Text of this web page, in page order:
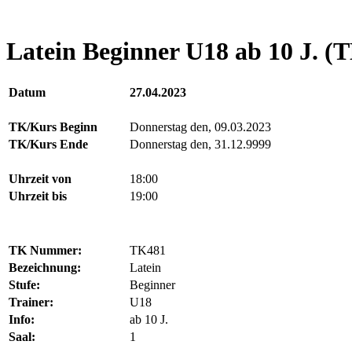
Latein Beginner U18 ab 10 J.
Datum 27.04.2023
TK/Kurs Beginn
Donnerstag den, 09.03.2023
TK/Kurs Ende
Donnerstag den, 31.12.9999
Uhrzeit von
18:00
Uhrzeit bis
19:00
TK Nummer:
TK481
Bezeichnung:
Latein
Stufe:
Beginner
Trainer:
U18
Info:
ab 10 J.
Saal:
1